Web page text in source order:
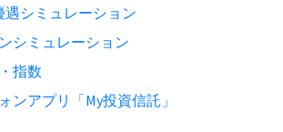
遇シミュレーション
シミュレーション
指数
ンアプリ「My投資信託」